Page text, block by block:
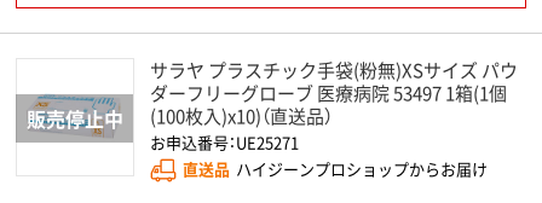
サラヤ プラスチック手袋(粉無)XSサイズ パウ
ダーフリーグローブ 医療病院 53497 1箱(1個
(100枚入)x10)（直送品）
お申込番号：UE25271
直送品 ハイジーンプロショップからお届け